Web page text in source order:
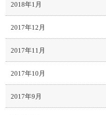
2018年1月
2017年12月
2017年11月
2017年10月
2017年9月